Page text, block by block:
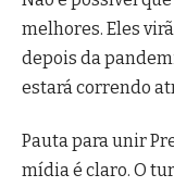
melhores. Eles
depois da
estará correndo
Pauta para unir
mídia é claro. O